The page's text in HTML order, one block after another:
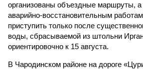
организованы объездные маршруты, а
аварийно-восстановительным
приступить только после
воды, сбрасываемой из штольни
ориентировочно к 15 августа.
В Чародинском районе на дороге